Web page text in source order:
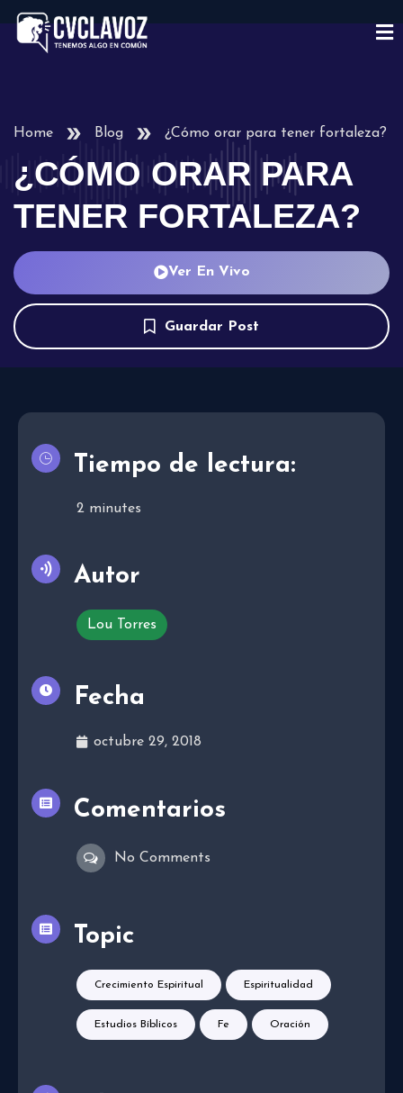
Home Blog ¿Cómo orar para tener fortaleza?
¿CÓMO ORAR PARA
TENER FORTALEZA?
Ver En Vivo
Guardar Post
Tiempo de lectura:
2 minutes
Autor
Lou Torres
Fecha
octubre 29, 2018
Comentarios
No Comments
Topic
Crecimiento Espiritual Espiritualidad
Estudios Bíblicos Fe Oración